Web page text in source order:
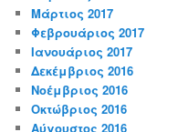
Μάρτιος 2017
Φεβρουάριος 2017
Ιανουάριος 2017
Δεκέμβριος 2016
Νοέμβριος 2016
Οκτώβριος 2016
Αύγουστος 2016